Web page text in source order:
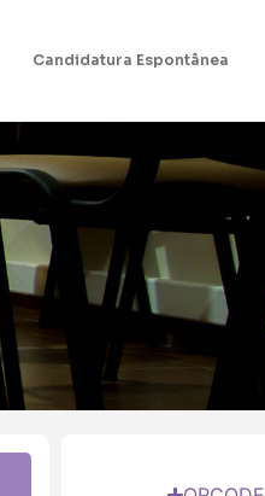
Candidatura Espontânea